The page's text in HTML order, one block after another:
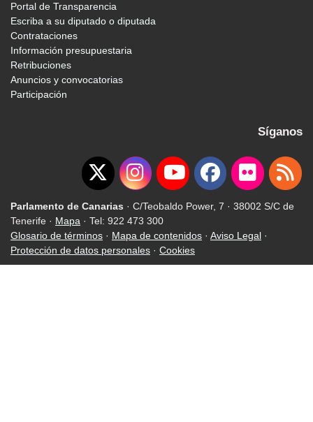
Portal de Transparencia
Escriba a su diputado o diputada
Contrataciones
Información presupuestaria
Retribuciones
Anuncios y convocatorias
Participación
Síganos
Parlamento de Canarias · C/Teobaldo Power, 7 · 38002 S/C de
Tenerife · Mapa · Tel: 922 473 300
Glosario de términos · Mapa de contenidos · Aviso Legal ·
Protección de datos personales · Cookies